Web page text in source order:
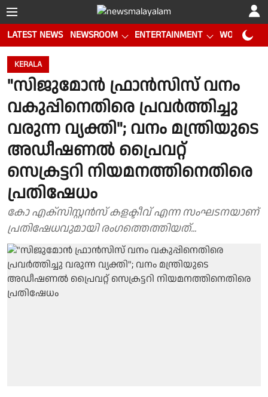
LATEST NEWS NEWSROOM ENTERTAINMENT WORLD CUP
KERALA
"സിജുമോൻ ഫ്രാൻസിസ് വനം
വകുപ്പിനെതിരെ പ്രവർത്തിച്ചു
വരുന്ന വ്യക്തി"; വനം മന്ത്രിയുടെ
അഡീഷണൽ പ്രൈവറ്റ്
സെക്രട്ടറി നിയമനത്തിനെതിരെ
പ്രതിഷേധം
കോ എക്സിസ്റ്റൻസ് കളക്ടീവ് എന്ന സംഘടനയാണ്
പ്രതിഷേധവുമായി രംഗത്തെത്തിയത്...